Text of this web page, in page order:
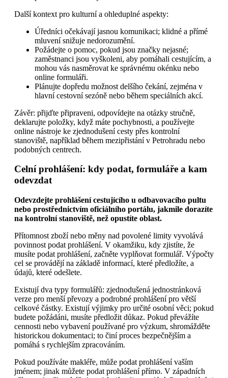
Další kontext pro kulturní a ohleduplné aspekty:
Úředníci očekávají jasnou komunikaci; klidné a přímé
mluvení snižuje nedorozumění.
Požádejte o pomoc, pokud jsou značky nejasné;
zaměstnanci jsou vyškoleni, aby pomáhali cestujícím, a
mohou vás nasměrovat ke správnému okénku nebo
online formuláři.
Plánujte dopředu možnost delšího čekání, zejména v
hlavní cestovní sezóně nebo během speciálních akcí.
Závěr: přijďte připraveni, odpovídejte na otázky stručně,
deklarujte položky, když máte pochybnosti, a používejte
online nástroje ke zjednodušení cesty přes kontrolní
stanoviště, například během mezipřistání v Petrohradu nebo
podobných centrech.
Celní prohlášení: kdy podat, formuláře a kam
odevzdat
Odevzdejte prohlášení cestujícího u odbavovacího pultu
nebo prostřednictvím oficiálního portálu, jakmile dorazíte
na kontrolní stanoviště, než opustíte oblast.
Přítomnost zboží nebo měny nad povolené limity vyvolává
povinnost podat prohlášení. V okamžiku, kdy zjistíte, že
musíte podat prohlášení, začněte vyplňovat formulář. Výpočty
cel se provádějí na základě informací, které předložíte, a
údajů, které odešlete.
Existují dva typy formulářů: zjednodušená jednostránková
verze pro menší převozy a podrobné prohlášení pro větší
celkové částky. Existují výjimky pro určité osobní věci; pokud
budete požádáni, musíte předložit důkaz. Pokud převážíte
cennosti nebo vybavení používané pro výzkum, shromážděte
historickou dokumentaci; to činí proces bezpečnějším a
pomáhá s rychlejším zpracováním.
Pokud používáte makléře, může podat prohlášení vaším
jménem; jinak můžete podat prohlášení přímo. V západních